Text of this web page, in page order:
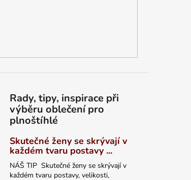
Rady, tipy, inspirace při
výběru oblečení pro
plnoštíhlé
Skutečné ženy se skrývají v
každém tvaru postavy ...
NÁŠ TIP Skutečné ženy se skrývají v
každém tvaru postavy, velikosti,